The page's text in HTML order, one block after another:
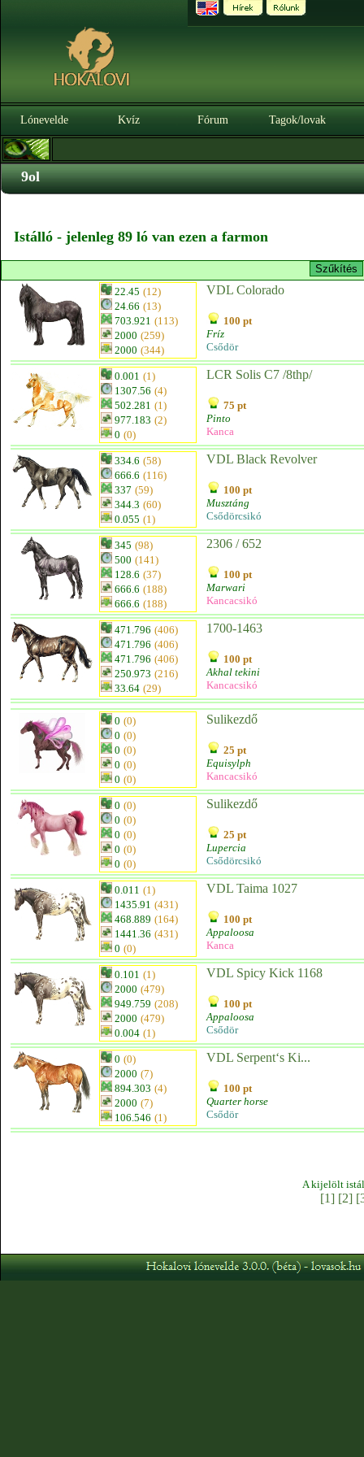
Lónevelde Kvíz Fórum Tagok/lovak
9ol
Istálló - jelenleg 89 ló van ezen a farmon
22.45 (12)
24.66 (13)
703.921 (113)
2000 (259)
2000 (344)
VDL Colorado
100 pt
Fríz
Csődör
0.001 (1)
1307.56 (4)
502.281 (1)
977.183 (2)
0 (0)
LCR Solis C7 /8thp/
75 pt
Pinto
Kanca
334.6 (58)
666.6 (116)
337 (59)
344.3 (60)
0.055 (1)
VDL Black Revolver
100 pt
Musztáng
Csődörcsikó
345 (98)
500 (141)
128.6 (37)
666.6 (188)
666.6 (188)
2306 / 652
100 pt
Marwari
Kancacsikó
471.796 (406)
471.796 (406)
471.796 (406)
250.973 (216)
33.64 (29)
1700-1463
100 pt
Akhal tekini
Kancacsikó
0 (0)
0 (0)
0 (0)
0 (0)
0 (0)
Sulikezdő
25 pt
Equisylph
Kancacsikó
0 (0)
0 (0)
0 (0)
0 (0)
0 (0)
Sulikezdő
25 pt
Lupercia
Csődörcsikó
0.011 (1)
1435.91 (431)
468.889 (164)
1441.36 (431)
0 (0)
VDL Taima 1027
100 pt
Appaloosa
Kanca
0.101 (1)
2000 (479)
949.759 (208)
2000 (479)
0.004 (1)
VDL Spicy Kick 1168
100 pt
Appaloosa
Csődör
0 (0)
2000 (7)
894.303 (4)
2000 (7)
106.546 (1)
VDL Serpent‘s Ki...
100 pt
Quarter horse
Csődör
A kijelölt
[1] [2]